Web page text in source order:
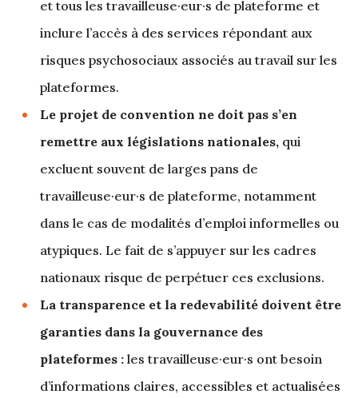
et tous les travailleuse·eur·s de plateforme et
inclure l’accès à des services répondant aux
risques psychosociaux associés au travail sur les
plateformes.
Le projet de convention ne doit pas s’en
remettre aux législations nationales, qui
excluent souvent de larges pans de
travailleuse·eur·s de plateforme, notamment
dans le cas de modalités d’emploi informelles ou
atypiques. Le fait de s’appuyer sur les cadres
nationaux risque de perpétuer ces exclusions.
La transparence et la redevabilité doivent être
garanties dans la gouvernance des
plateformes : les travailleuse·eur·s ont besoin
d’informations claires, accessibles et actualisées